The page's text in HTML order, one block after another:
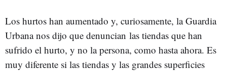
Los hurtos han aumentado y, curiosamente, la Guardia
Urbana nos dijo que denuncian las tiendas que han
sufrido el hurto, y no la persona, como hasta ahora. Es
muy diferente si las tiendas y las grandes superficies